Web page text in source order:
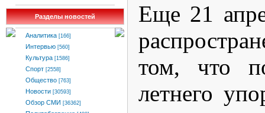
Разделы новостей
Аналитика [166]
Интервью [560]
Культура [1586]
Спорт [2558]
Общество [763]
Новости [30593]
Обзор СМИ [36362]
Еще 21
том, что
летнего